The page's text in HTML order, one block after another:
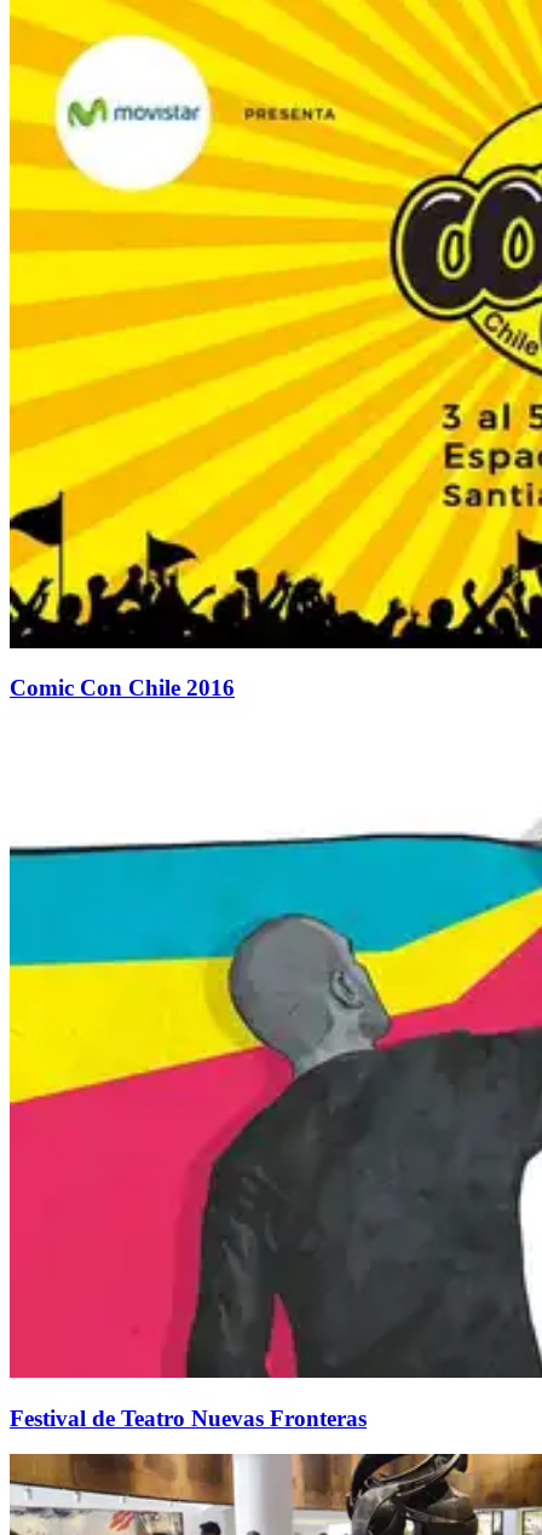
Comic Con Chile 2016
Festival de Teatro Nuevas Fronteras